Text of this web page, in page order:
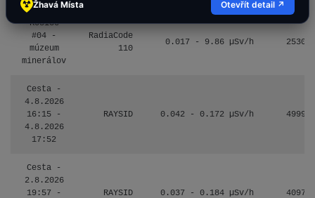
Košice
#04 -
múzeum
minerálov
RadiaCode
110
0.017 - 9.86 µSv/h 2530
Cesta -
4.8.2026
16:15 -
4.8.2026
17:52
RAYSID 0.042 - 0.172 µSv/h 4999
Cesta -
2.8.2026
19:57 -
RAYSID 0.037 - 0.184 µSv/h 4097
Žhavá Místa Otevřít detail ↗